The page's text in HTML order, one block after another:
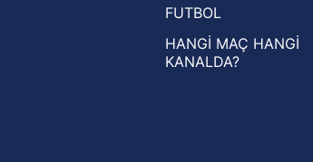
UEFA Konferans Ligi
FUTBOL
HANGİ MAÇ HANGİ
KANALDA?